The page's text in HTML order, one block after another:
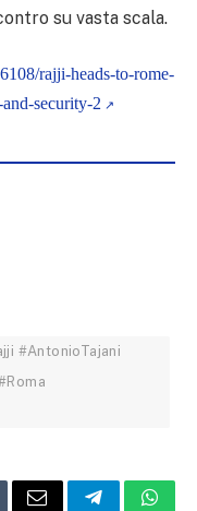
su vasta scala.
rajji-heads-to-rome-
security-2
#AntonioTajani